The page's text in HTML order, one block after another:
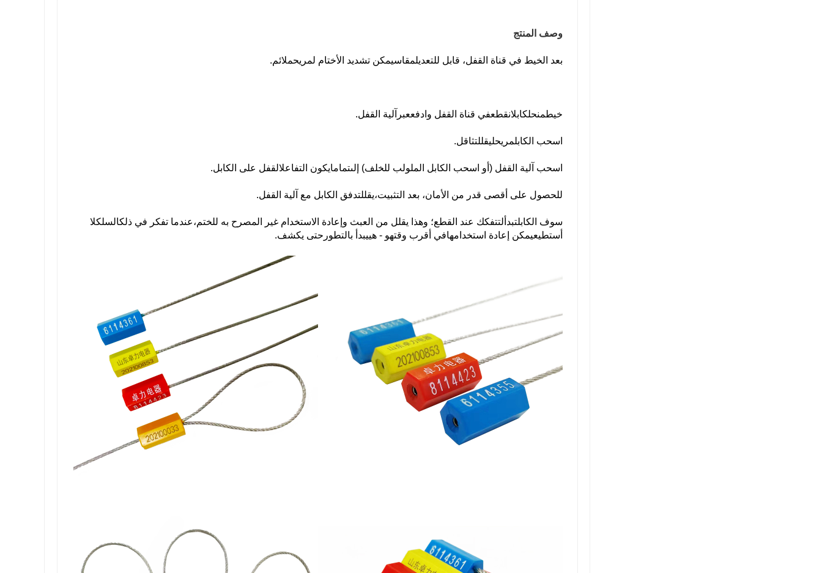
وصف المنتج
بعد الخيط في قناة القفل، قابل للتعديلمقاسيمكن تشديد الأختام لمريحملائم.
خيطمنحلكابلانقطعفي قناة القفل وادفععبر آلية القفل.
اسحب الكابلمريحليقللتثاقل.
اسحب آلية القفل (أو اسحب الكابل الملولب للخلف) إلىتمامايكون التفاعلالقفل على الكابل.
للحصول على أقصى قدر من الأمان، بعد التثبيت،يقللتدفق الكابل مع آلية القفل.
سوف الكابلتبدأ لتتفكك عند القطع؛ وهذا يقلل من العبث وإعادة الاستخدام غير المصرح به للختم،عندما تفكر في ذلكالسلكلا
أستطيعيمكن إعادة استخدامهافي أقرب وقتهو - هييبدأ بالتطور حتى يكشف.